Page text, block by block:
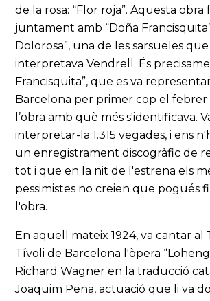
de la rosa: “Flor roja”. Aquesta obra
juntament amb “Doña Francisquita”
Dolorosa”, una de les sarsueles
interpretava Vendrell. És
Francisquita”, que es va
Barcelona per primer cop el febrer
l’obra amb què més s'identificava.
interpretar-la 1.315 vegades, i ens
un enregistrament discogràfic de
tot i que en la nit de l'estrena els
pessimistes no creien que pogués
l'obra.
En aquell mateix 1924, va cantar al
Tívoli de Barcelona l'òpera
Richard Wagner en la traducció
Joaquim Pena, actuació que li va